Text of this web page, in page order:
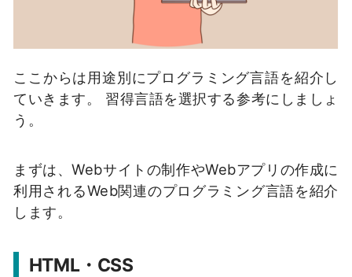
ここからは用途別にプログラミング言語を紹介し
ていきます。 習得言語を選択する参考にしましょ
う。
まずは、Webサイトの制作やWebアプリの作成に
利用されるWeb関連のプログラミング言語を紹介
します。
HTML・CSS